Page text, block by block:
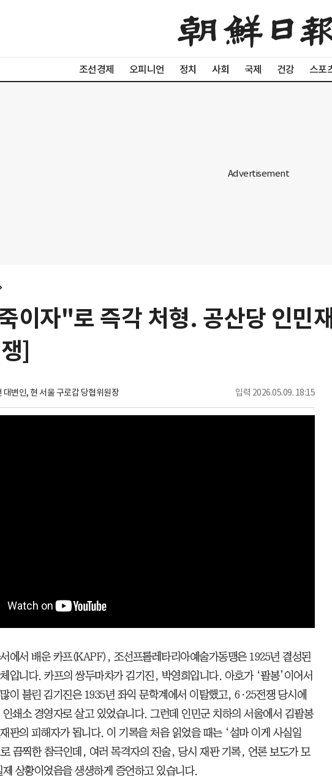
조선경제 오피니언 정치 사회 국제 건강 스포
이자"로 즉각 처형. 공산당 인민
]
대변인, 현 서울 구로갑 당협위원장 입력 2026.05.09. 18:15
에서 배운 카프(KAPF), 조선프롤레타리아예술가동맹은 1925년 결성된
입니다. 카프의 쌍두마차가 김기진, 박영희입니다. 아호가 ‘팔봉’이어서
이 불린 김기진은 1935년 좌익 문학계에서 이탈했고, 6·25전쟁 당시에
쇄소 경영자로 살고 있었습니다. 그런데 인민군 치하의 서울에서 김팔봉
판의 피해자가 됩니다. 이 기록을 처음 읽었을 때는 ‘설마 이게 사실일
끔찍한 참극인데, 여러 목격자의 진술, 당시 재판 기록, 언론 보도가 모
상황이었음을 생생하게 증언하고 있습니다.